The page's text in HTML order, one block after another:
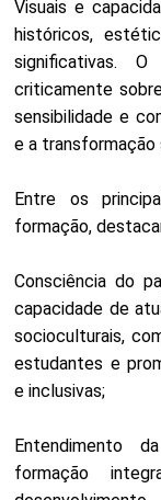
Visuais e
históricos,
significativas.
criticamente
sensibilidade e
e a transformação
Entre os
formação,
Consciência do
capacidade de
socioculturais,
estudantes e
e inclusivas;
Entendimento
formação